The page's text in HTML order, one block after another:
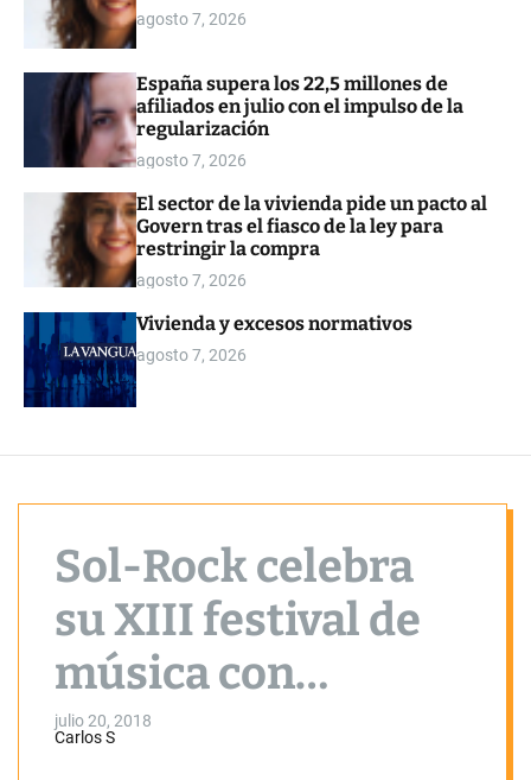
o
r
agosto 7, 2026
España supera los 22,5 millones de
afiliados en julio con el impulso de la
regularización
agosto 7, 2026
El sector de la vivienda pide un pacto al
Govern tras el fiasco de la ley para
restringir la compra
agosto 7, 2026
Vivienda y excesos normativos
agosto 7, 2026
Sol-Rock celebra
su XIII festival de
música con
muchas novedades
julio 20, 2018
Carlos S